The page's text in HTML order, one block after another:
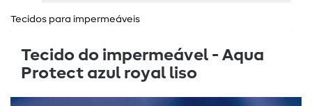
Tecidos para impermeáveis
Tecido do impermeável - Aqua
Protect azul royal liso